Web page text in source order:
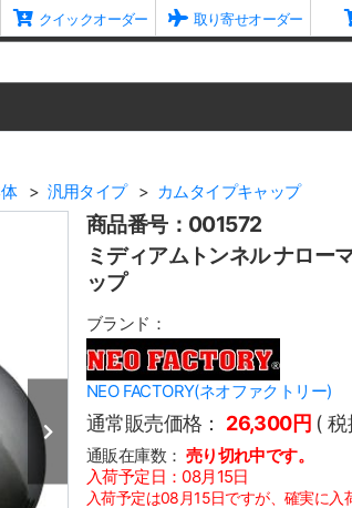
クイックオーダー 取り寄せオーダー
汎用タイプ カムタイプキャップ
商品番号：001572
ミディアムトンネル ナロー
ップ
ブランド：
NEO FACTORY(ネオファクトリー)
通常販売価格： 26,300円 ( 税
通販在庫数： 売り切れ中です。
入荷予定日：08月15日
入荷予定は08月15日ですが、確実に